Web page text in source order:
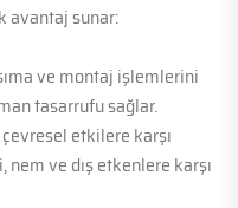
avantaj sunar:
ve montaj işlemlerini
tasarrufu sağlar.
etkilere karşı
nem ve dış etkenlere karşı